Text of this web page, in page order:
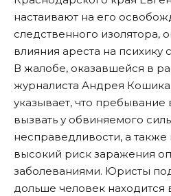
настаивают на его
следственного изолятора,
влияния ареста на психику
В жалобе, оказавшейся в
журналиста Андрея
указывает, что
вызвать у обвиняемого
несправедливости, а также
высокий риск заражения
заболеваниями. Юристы
дольше человек находится